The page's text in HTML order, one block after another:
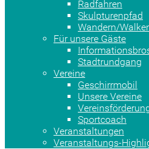
Radfahren
Skulpturenpfad
Wandern/
Für unsere Gäste
Stadtrundgang
Vereine
Geschirrmobil
Unsere Vereine
Sportcoach
Veranstaltungen
Veranstaltungs-